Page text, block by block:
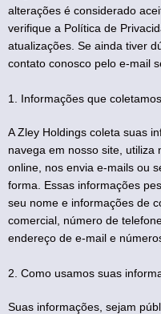
alterações é considerado
verifique a Política de
atualizações. Se ainda tiver
contato conosco pelo e-mail
1. Informações que coletamos
A Zley Holdings coleta suas
navega em nosso site, utiliza
online, nos envia e-mails ou
forma. Essas informações
seu nome e informações de
comercial, número de
endereço de e-mail e
2. Como usamos suas
Suas informações, sejam